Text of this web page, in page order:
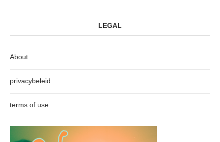
LEGAL
About
privacybeleid
terms of use